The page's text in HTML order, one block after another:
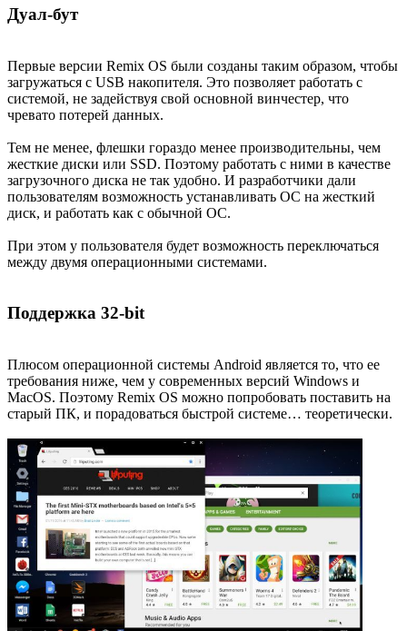
Дуал-бут
Первые версии Remix OS были созданы таким образом, чтобы
загружаться с USB накопителя. Это позволяет работать с
системой, не задействуя свой основной винчестер, что
чревато потерей данных.
Тем не менее, флешки гораздо менее производительны, чем
жесткие диски или SSD. Поэтому работать с ними в качестве
загрузочного диска не так удобно. И разработчики дали
пользователям возможность устанавливать ОС на жесткий
диск, и работать как с обычной ОС.
При этом у пользователя будет возможность переключаться
между двумя операционными системами.
Поддержка 32-bit
Плюсом операционной системы Android является то, что ее
требования ниже, чем у современных версий Windows и
MacOS. Поэтому Remix OS можно попробовать поставить на
старый ПК, и порадоваться быстрой системе… теоретически.